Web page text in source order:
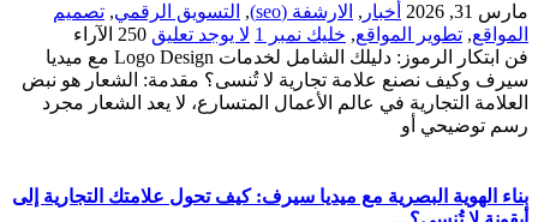
مارس 31, 2026 أخبار , الارشفة (seo) , التسويق الرقمي, تصميم
المواقع, تطوير المواقع, خليك نمبر 1 لا يوجد تعليق 250 الآراء
فن ابتكار الرموز: دليلك الشامل لخدمات Logo Design مع ميديا
سيرف وكيف نصنع علامة تجارية لا تُنسى؟ مقدمة: الشعار هو نبض
العلامة التجارية في عالم الأعمال المتسارع، لا يعد الشعار مجرد
رسم توضيحي أو
بناء الهوية البصرية مع ميديا سيرف: كيف تحول علامتك التجارية إلى